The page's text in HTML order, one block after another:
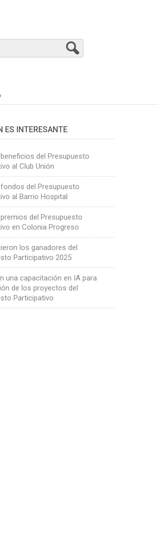
ES INTERESANTE
del Presupuesto
al Club Unión
del Presupuesto
al Barrio Hospital
del Presupuesto
en Colonia Progreso
los ganadores del
Participativo 2025
una capacitación en IA para
de los proyectos del
Participativo